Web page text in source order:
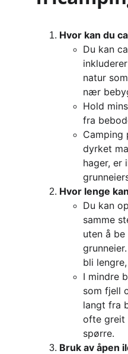
Hvor kan du
Du kan
natur
nær
Hold
fra
Camping
dyrket
hager, er
Hvor lenge
Du kan
samme
uten å
bli
I mindre
som fjell
langt fra
ofte greit
spørre.
Bruk av åpen